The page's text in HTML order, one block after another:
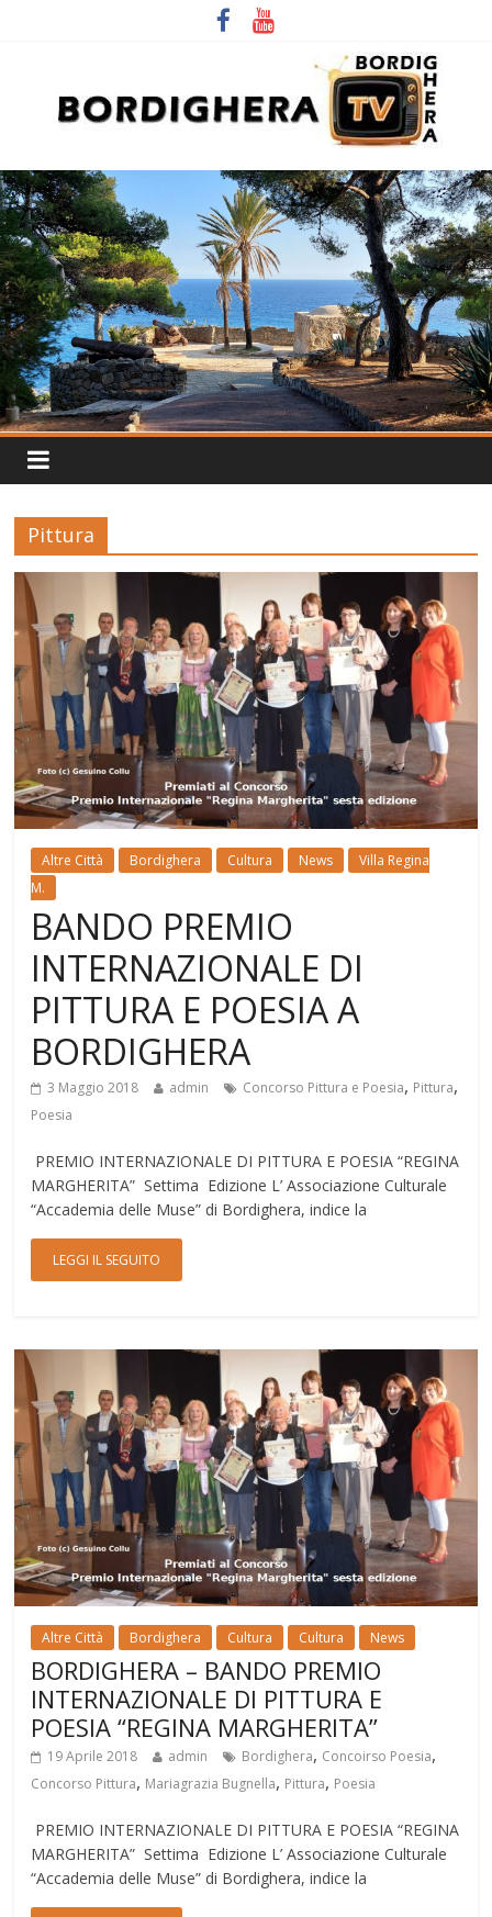
Pittura
Altre Città Bordighera Cultura News
Villa Regina
M.
BANDO PREMIO
INTERNAZIONALE DI
PITTURA E POESIA A
BORDIGHERA
3 Maggio 2018 admin Concorso Pittura e Poesia, Pittura,
Poesia
PREMIO INTERNAZIONALE DI PITTURA E POESIA “REGINA
MARGHERITA” Settima Edizione L’ Associazione Culturale
“Accademia delle Muse” di Bordighera, indice la
LEGGI IL SEGUITO
Altre Città Bordighera Cultura Cultura News
BORDIGHERA – BANDO PREMIO
INTERNAZIONALE DI PITTURA E
POESIA “REGINA MARGHERITA”
19 Aprile 2018 admin Bordighera, Concoirso Poesia,
Concorso Pittura, Mariagrazia Bugnella, Pittura, Poesia
PREMIO INTERNAZIONALE DI PITTURA E POESIA “REGINA
MARGHERITA” Settima Edizione L’ Associazione Culturale
“Accademia delle Muse” di Bordighera, indice la